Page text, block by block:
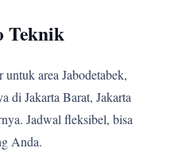
Teknik
area Jabodetabek,
di Jakarta Barat, Jakarta
Jadwal fleksibel, bisa
Anda.